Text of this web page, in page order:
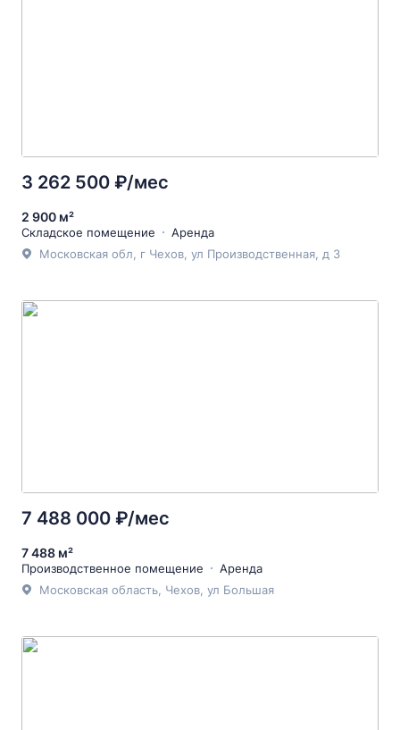
3 262 500 ₽/мес
2 900 м²
Складское помещение
Аренда
Московская обл, г Чехов, ул Производственная, д 3
7 488 000 ₽/мес
7 488 м²
Производственное помещение
Аренда
Московская область, Чехов, ул Большая